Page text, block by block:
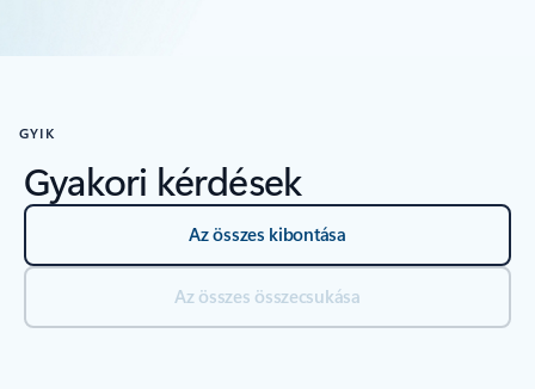
GYIK
Gyakori kérdések
Az összes kibontása
Az összes összecsukása